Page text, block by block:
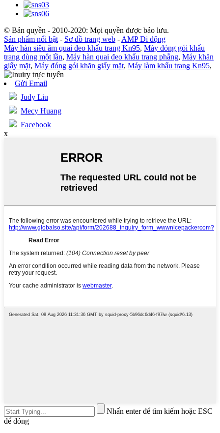
© Bản quyền - 2010-2020: Mọi quyền được bảo lưu.
Sản phẩm nổi bật - Sơ đồ trang web - AMP Di động
Máy hàn siêu âm quai đeo khẩu trang Kn95, Máy đóng gói khẩu
trang dùng một lần, Máy hàn quai đeo khẩu trang phẳng, Máy khăn
giấy mặt, Máy đóng gói khăn giấy mặt, Máy làm khẩu trang Kn95,
Gửi Email
Judy Liu
Mecy Huang
Facebook
x
Nhấn enter để tìm kiếm hoặc ESC
để đóng